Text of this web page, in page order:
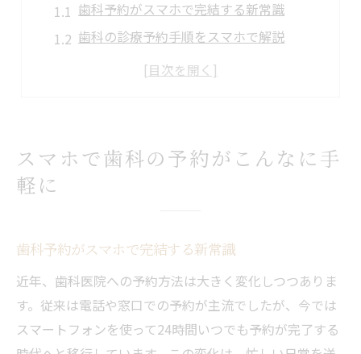
歯科予約がスマホで完結する新常識
歯科の診療予約手順をスマホで解説
予約時に役立つ歯科用語とその意味
歯科通院もモバイル活用でストレス減
歯科通院の待ち時間をモバイルで短縮
歯科の診療内容確認もモバイルで安心
通院時の不安を減らす歯科モバイル術
歯科の料金確認をスマホでスマート解決
歯科の料金目安をスマホですぐに把握
スマホで歯科の予約がこんなに手
軽に
歯科予約がスマホで完結する新常識
近年、歯科医院への予約方法は大きく変化しつつありま
す。従来は電話や窓口での予約が主流でしたが、今では
スマートフォンを使って24時間いつでも予約が完了する